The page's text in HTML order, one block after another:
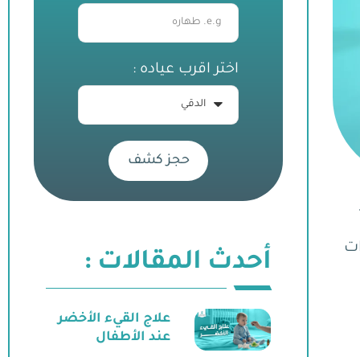
اختر اقرب عياده :
حجز كشف
أحدث المقالات :
علاج القيء الأخضر
عند الأطفال